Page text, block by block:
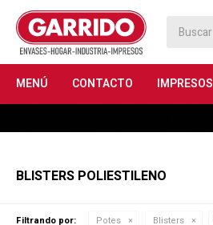
MENÚ CONTACTO IMPRESOS
BLISTERS POLIESTILENO
Filtrando por: Potes Blisters